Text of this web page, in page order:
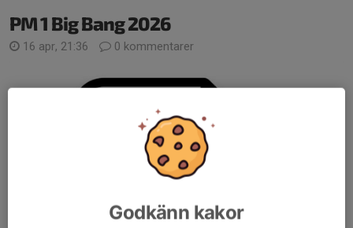
PM 1 Big Bang 2026
16 apr, 21:36 0 kommentarer
Godkänn kakor